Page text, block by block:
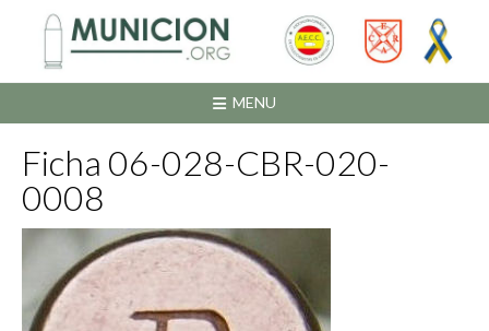
contenido
MENU
Ficha 06-028-CBR-020-
0008